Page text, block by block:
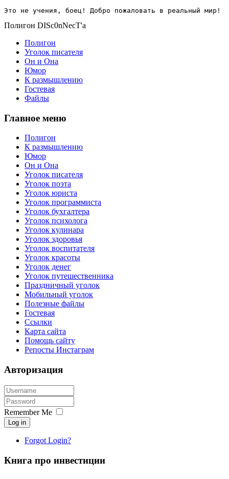
Это не учения, боец! Добро пожаловать в реальный мир!
Полигон DISc0nNecT'a
Полигон
Уголок писателя
Он и Она
Юмор
К размышлению
Гостевая
Файлы
Главное меню
Полигон
К размышлению
Юмор
Он и Она
Уголок писателя
Уголок поэта
Уголок юриста
Уголок программиста
Уголок бухгалтера
Уголок психолога
Уголок кулинара
Уголок здоровья
Уголок воспитателя
Уголок красоты
Уголок денег
Уголок путешественника
Праздничный уголок
Мобильный уголок
Полезные файлы
Гостевая
Ссылки
Карта сайта
Помощь сайту
Репосты Инстаграм
Авторизация
Remember Me
Log in
Forgot Login?
Книга про инвестиции